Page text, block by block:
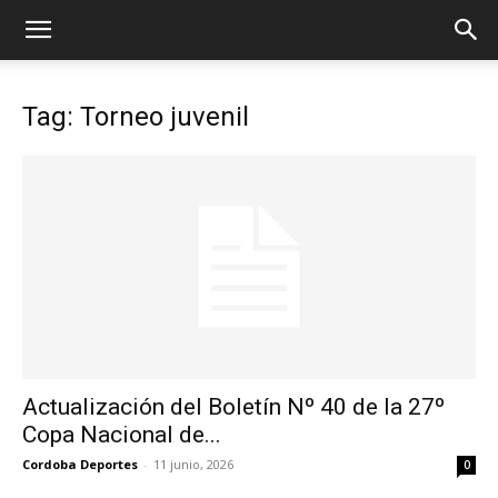
Tag: Torneo juvenil
Actualización del Boletín Nº 40 de la 27º
Copa Nacional de...
Cordoba Deportes - 11 junio, 2026 0